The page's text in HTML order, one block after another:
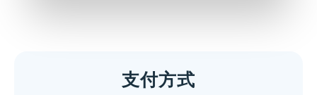
支付方式